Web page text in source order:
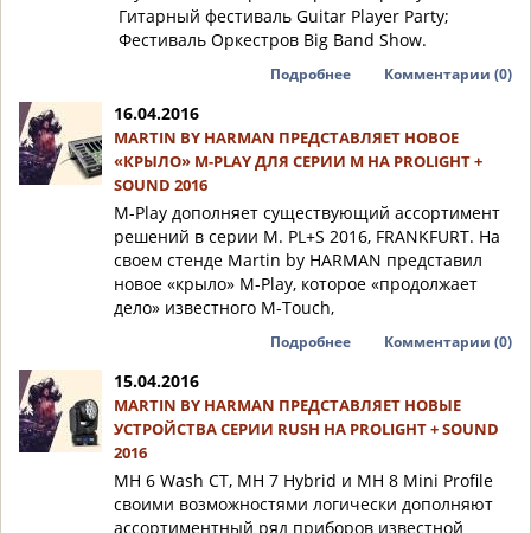
Гитарный фестиваль Guitar Player Party;
Фестиваль Оркестров Big Band Show.
Комментарии (0)
Подробнее
16.04.2016
MARTIN BY HARMAN ПРЕДСТАВЛЯЕТ НОВОЕ
«КРЫЛО» M-PLAY ДЛЯ СЕРИИ M НА PROLIGHT +
SOUND 2016
M-Play дополняет существующий ассортимент
решений в серии M. PL+S 2016, FRANKFURT. На
своем стенде Martin by HARMAN представил
новое «крыло» M-Play, которое «продолжает
дело» известного M-Touch,
Комментарии (0)
Подробнее
15.04.2016
MARTIN BY HARMAN ПРЕДСТАВЛЯЕТ НОВЫЕ
УСТРОЙСТВА СЕРИИ RUSH НА PROLIGHT + SOUND
2016
MH 6 Wash CT, MH 7 Hybrid и MH 8 Mini Profile
своими возможностями логически дополняют
ассортиментный ряд приборов известной